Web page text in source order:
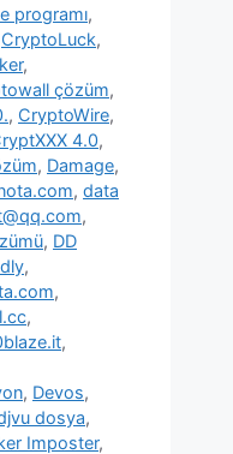
programı,
CryptoLuck,
,
çözüm,
, CryptoWire,
4.0,
, Damage,
, data
,
, DD
,
,
,
,
, Devos,
dosya,
Imposter,